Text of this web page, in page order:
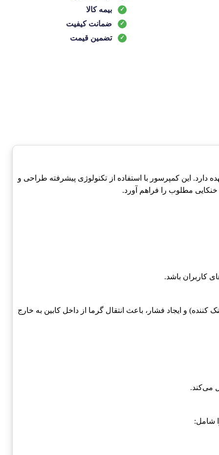
بیمه کالا
ضمانت کیفیت
تضمین قیمت
بر عهده دارد. این کمپرسور با استفاده از تکنولوژی پیشرفته طراحی و
خنکایی مطلوب را فراهم آورد.
کاربران باشد.
خنک کننده) و ایجاد فشار، باعث انتقال گرما از داخل کابین به خارج
می‌کند.